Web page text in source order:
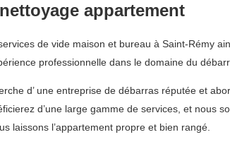
appartement
de vide maison et bureau à Saint-Rémy
professionnelle dans le domaine du
d’ une entreprise de débarras réputée et
d’une large gamme de services, et nous
laissons l’appartement propre et bien rangé.